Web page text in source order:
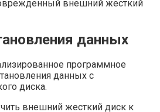
внешний жесткий
данных
программное
данных с
диска.
внешний жесткий диск к